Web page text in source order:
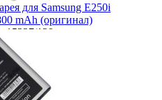
для Samsung E250i
mAh (оригинал)
15227/138
руб.
ЕСТЬ
в 1 клик